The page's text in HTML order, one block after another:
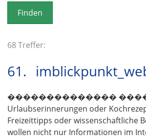
o
n
68 Treffer:
61.
��������������
Urlaubserinnerungen oder
Freizeittipps oder wissenschaftliche
wollen nicht nur Informationen im